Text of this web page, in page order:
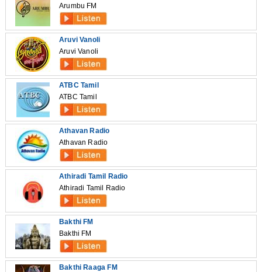
Arumbu FM
Aruvi Vanoli
Aruvi Vanoli
ATBC Tamil
ATBC Tamil
Athavan Radio
Athavan Radio
Athiradi Tamil Radio
Athiradi Tamil Radio
Bakthi FM
Bakthi FM
Bakthi Raaga FM